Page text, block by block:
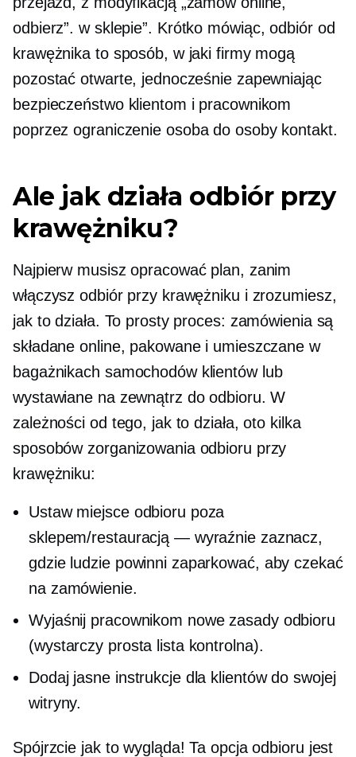
odbierz”.w sklepie”. Krótko mówiąc, odbiór od
krawężnika to sposób, w jaki firmy mogą
pozostać otwarte, jednocześnie zapewniając
bezpieczeństwo klientom i pracownikom
poprzez ograniczenie osoba do osobykontakt.
Ale jak działa odbiór przy
krawężniku?
Najpierw musisz opracować plan, zanim
włączysz odbiór przy krawężniku i zrozumiesz,
jak to działa. To prosty proces: zamówienia są
składane online, pakowane i umieszczane w
bagażnikach samochodów klientów lub
wystawiane na zewnątrz do odbioru. W
zależności od tego, jak to działa, oto kilka
sposobów zorganizowania odbioru przy
krawężniku:
Ustaw miejsce odbioru poza
sklepem/restauracją — wyraźnie zaznacz,
gdzie ludzie powinni zaparkować, aby czekać
na zamówienie.
Wyjaśnij pracownikom nowe zasady odbioru
(wystarczy prosta lista kontrolna).
Dodaj jasne instrukcje dla klientów do swojej
witryny.
Spójrzcie jak to wygląda! Ta opcja odbioru jest